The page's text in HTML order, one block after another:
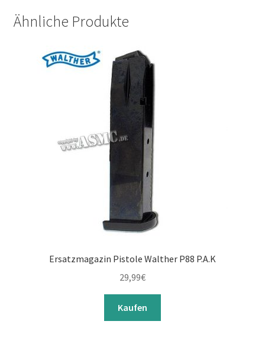
Ähnliche Produkte
Ersatzmagazin Pistole Walther P88 P.A.K
29,99€
Kaufen